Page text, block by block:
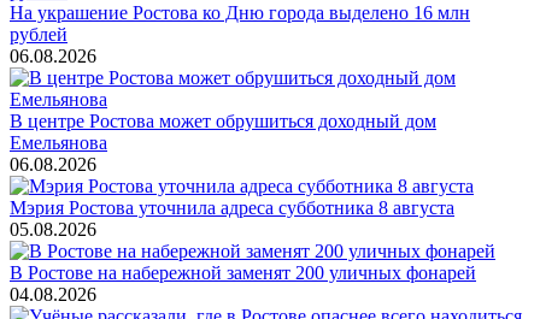
На украшение Ростова ко Дню города выделено 16 млн
рублей
06.08.2026
В центре Ростова может обрушиться доходный дом
Емельянова
06.08.2026
Мэрия Ростова уточнила адреса субботника 8 августа
05.08.2026
В Ростове на набережной заменят 200 уличных фонарей
04.08.2026